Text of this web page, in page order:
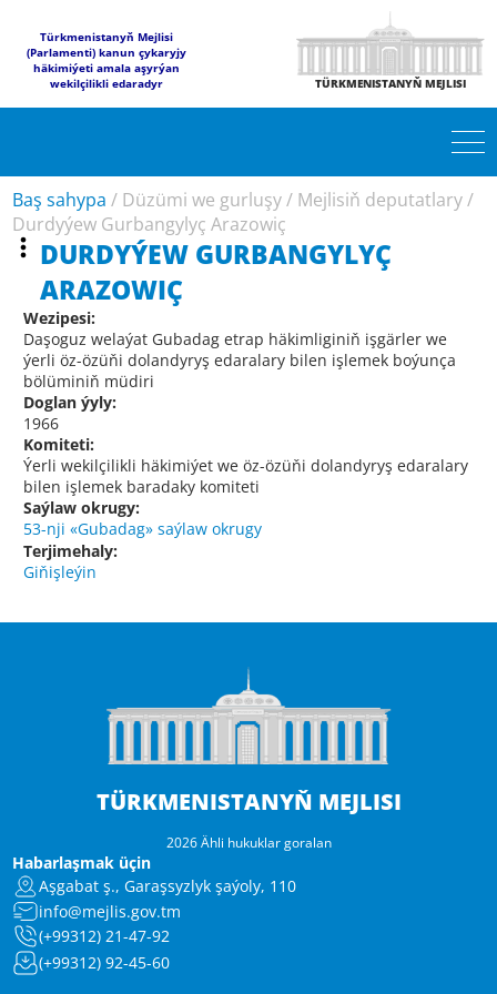
Türkmenistanyň Mejlisi
(Parlamenti) kanun çykaryjy
häkimiýeti amala aşyrýan
wekilçilikli edaradyr
TÜRKMENISTANYŇ MEJLISI
Baş sahypa / Düzümi we gurluşy/ Mejlisiň deputatlary/
Durdyýew Gurbangylyç Arazowiç
DURDYÝEW GURBANGYLYÇ
ARAZOWIÇ
Wezipesi:
Daşoguz welaýat Gubadag etrap häkimliginiň işgärler we
ýerli öz-özüňi dolandyryş edaralary bilen işlemek boýunça
bölüminiň müdiri
Doglan ýyly:
1966
Komiteti:
Ýerli wekilçilikli häkimiýet we öz-özüňi dolandyryş edaralary
bilen işlemek baradaky komiteti
Saýlaw okrugy:
53-nji «Gubadag» saýlaw okrugy
Terjimehaly:
Giňişleýin
TÜRKMENISTANYŇ MEJLISI
2026 Ähli hukuklar goralan
Habarlaşmak üçin
Aşgabat ş., Garaşsyzlyk şaýoly, 110
info@mejlis.gov.tm
(+99312) 21-47-92
(+99312) 92-45-60